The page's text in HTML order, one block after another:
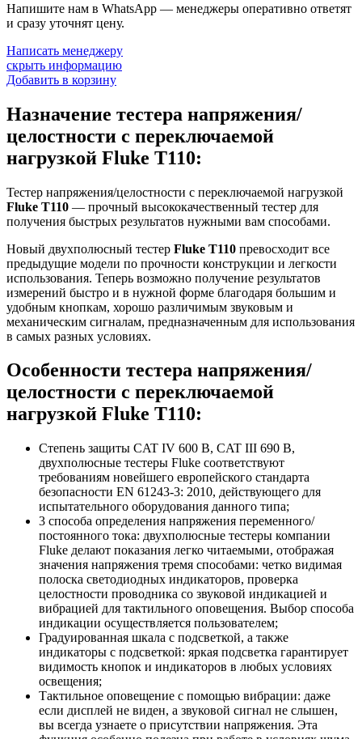
Напишите нам в WhatsApp — менеджеры оперативно ответят
и сразу уточнят цену.
Написать менеджеру
скрыть информацию
Добавить в корзину
Назначение тестера напряжения/
целостности с переключаемой
нагрузкой Fluke T110:
Тестер напряжения/целостности с переключаемой нагрузкой
Fluke T110 — прочный высококачественный тестер для
получения быстрых результатов нужными вам способами.
Новый двухполюсный тестер Fluke T110 превосходит все
предыдущие модели по прочности конструкции и легкости
использования. Теперь возможно получение результатов
измерений быстро и в нужной форме благодаря большим и
удобным кнопкам, хорошо различимым звуковым и
механическим сигналам, предназначенным для использования
в самых разных условиях.
Особенности тестера напряжения/
целостности с переключаемой
нагрузкой Fluke T110:
Степень защиты CAT IV 600 В, CAT III 690 В,
двухполюсные тестеры Fluke соответствуют
требованиям новейшего европейского стандарта
безопасности EN 61243-3: 2010, действующего для
испытательного оборудования данного типа;
3 способа определения напряжения переменного/
постоянного тока: двухполюсные тестеры компании
Fluke делают показания легко читаемыми, отображая
значения напряжения тремя способами: четко видимая
полоска светодиодных индикаторов, проверка
целостности проводника со звуковой индикацией и
вибрацией для тактильного оповещения. Выбор способа
индикации осуществляется пользователем;
Градуированная шкала с подсветкой, а также
индикаторы с подсветкой: яркая подсветка гарантирует
видимость кнопок и индикаторов в любых условиях
освещения;
Тактильное оповещение с помощью вибрации: даже
если дисплей не виден, а звуковой сигнал не слышен,
вы всегда узнаете о присутствии напряжения. Эта